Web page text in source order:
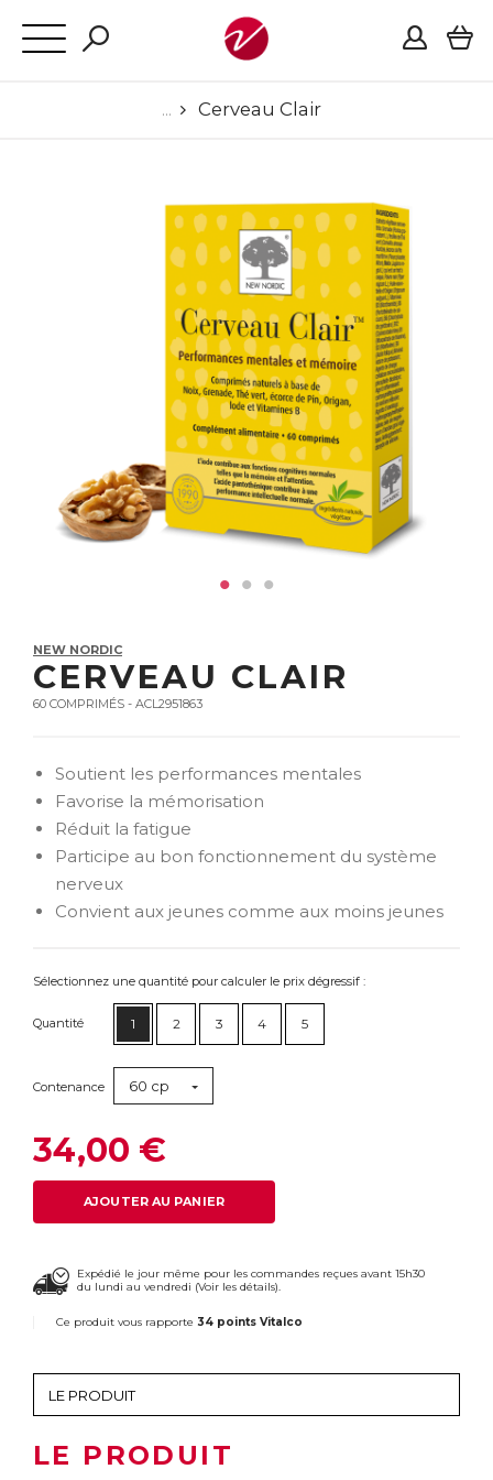
Cerveau Clair
NEW NORDIC
CERVEAU CLAIR
60 COMPRIMÉS - ACL2951863
Soutient les performances mentales
Favorise la mémorisation
Réduit la fatigue
Participe au bon fonctionnement du système
nerveux
Convient aux jeunes comme aux moins jeunes
Sélectionnez une quantité pour calculer le prix dégressif :
Quantité 1 2 3 4 5
Contenance 60 cp
34,00 €
AJOUTER AU PANIER
Expédié le jour même pour les commandes reçues avant 15h30
du lundi au vendredi (Voir les détails).
Ce produit vous rapporte 34 points Vitalco
LE PRODUIT